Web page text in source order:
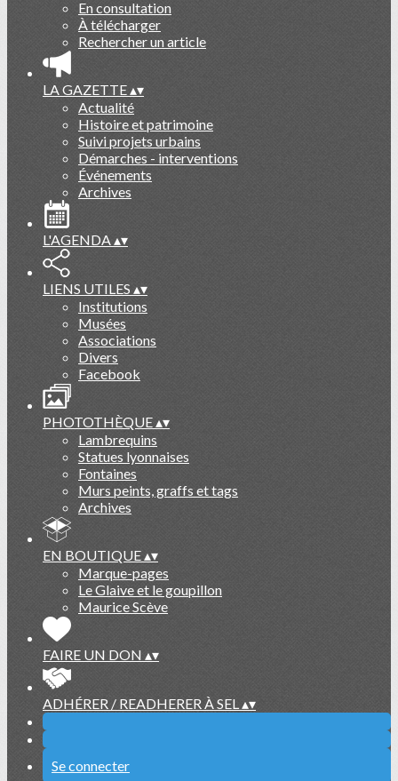
En consultation
À télécharger
Rechercher un article
LA GAZETTE▴▾
Actualité
Histoire et patrimoine
Suivi projets urbains
Démarches - interventions
Événements
Archives
L'AGENDA▴▾
LIENS UTILES ▴▾
Institutions
Musées
Associations
Divers
Facebook
PHOTOTHÈQUE▴▾
Lambrequins
Statues lyonnaises
Fontaines
Murs peints, graffs et tags
Archives
EN BOUTIQUE▴▾
Marque-pages
Le Glaive et le goupillon
Maurice Scève
FAIRE UN DON ▴▾
ADHÉRER / READHERER À SEL▴▾
Se connecter